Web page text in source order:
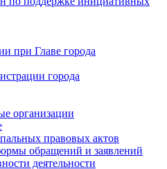
при Главе города
города
организации
правовых актов
обращений и заявлений
деятельности